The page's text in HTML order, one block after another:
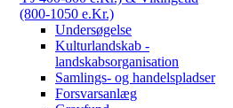
(800-1050 e.Kr.)
Undersøgelse
Kulturlandskab -
landskabsorganisation
Samlings- og handelspladser
Forsvarsanlæg